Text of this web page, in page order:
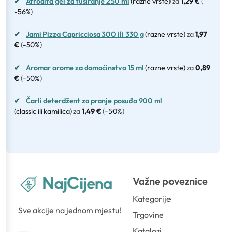
-56%)
✔ Jami Pizza Capricciosa 300 ili 330 g(razne vrste)za1,97
€(-50%)
✔ Aromar arome za domaćinstvo 15 ml (razne vrste)za0,89
€(-50%)
✔
Čarli deterdžent za pranje posuđa 900 ml
(classic ili kamilica)za1,49 €(-50%)
Sve akcije na jednom mjestu!
Važne poveznice
Kategorije
Trgovine